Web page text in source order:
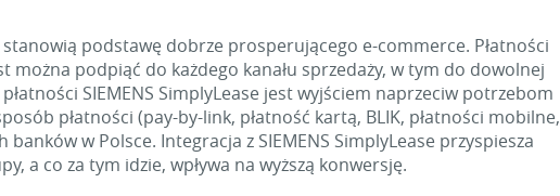
podstawę dobrze prosperującego e-commerce. Płatności
można podpiąć do każdego kanału sprzedaży, w tym do dowolnej
SIEMENS SimplyLease jest wyjściem naprzeciw potrzebom
płatności (pay-by-link, płatność kartą, BLIK, płatności mobilne,
w Polsce. Integracja z SIEMENS SimplyLease przyspiesza
a co za tym idzie, wpływa na wyższą konwersję.